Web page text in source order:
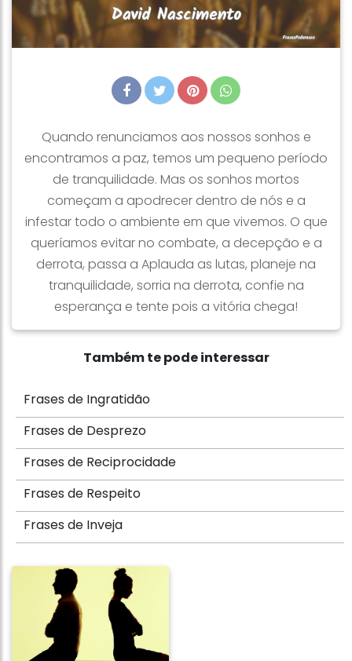
Quando renunciamos aos nossos sonhos e
encontramos a paz, temos um pequeno período
de tranquilidade. Mas os sonhos mortos
começam a apodrecer dentro de nós e a
infestar todo o ambiente em que vivemos. O que
queríamos evitar no combate, a decepção e a
derrota, passa a Aplauda as lutas, planeje na
tranquilidade, sorria na derrota, confie na
esperança e tente pois a vitória chega!
Também te pode interessar
Frases de Ingratidão
Frases de Desprezo
Frases de Reciprocidade
Frases de Respeito
Frases de Inveja